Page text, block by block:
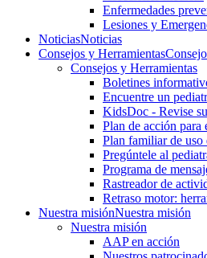
Enfermedades
Lesiones y
NoticiasNoticias
Consejos y Herramientas
Consejos y Herramientas
Boletines
Encuentre un
KidsDoc - Revise
Plan de acción para
Plan familiar de uso
Pregúntele al
Programa de
Rastre​​ador de
Retraso motor:
Nuestra misiónNuestra misión
Nuestra misión
AAP en acción